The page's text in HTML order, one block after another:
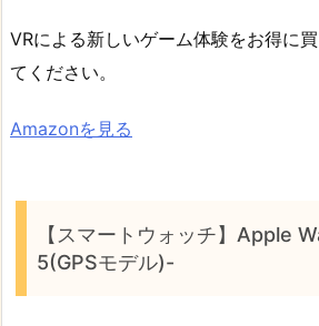
VRによる新しいゲーム体験をお得に
てください。
Amazonを見る
【スマートウォッチ】Apple
5(GPSモデル)-